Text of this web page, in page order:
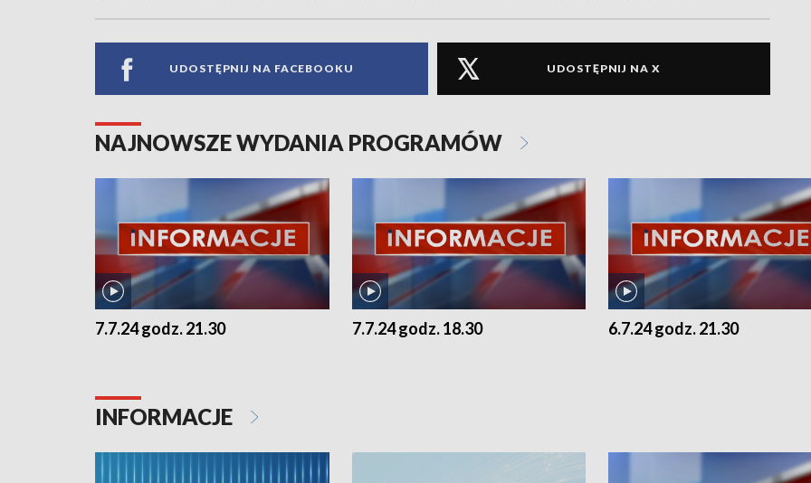
UDOSTĘPNIJ NA FACEBOOKU UDOSTĘPNIJ NA X
NAJNOWSZE WYDANIA PROGRAMÓW
7.7.24 godz. 21.30 7.7.24 godz. 18.30 6.7.24 godz. 21.30
INFORMACJE